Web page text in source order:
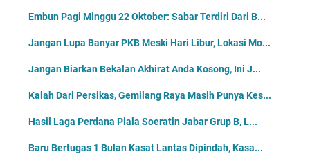
Embun Pagi Minggu 22 Oktober: Sabar Terdiri Dari B...
Jangan Lupa Banyar PKB Meski Hari Libur, Lokasi Mo...
Jangan Biarkan Bekalan Akhirat Anda Kosong, Ini J...
Kalah Dari Persikas, Gemilang Raya Masih Punya Kes...
Hasil Laga Perdana Piala Soeratin Jabar Grup B, L...
Baru Bertugas 1 Bulan Kasat Lantas Dipindah, Kasa...